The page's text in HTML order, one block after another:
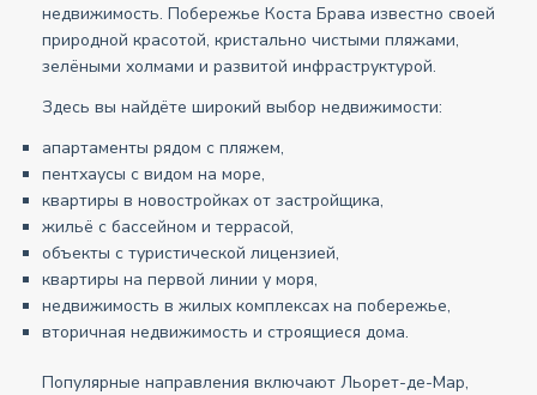
недвижимость. Побережье Коста Брава известно своей
природной красотой, кристально чистыми пляжами,
зелёными холмами и развитой инфраструктурой.
Здесь вы найдёте широкий выбор недвижимости:
апартаменты рядом с пляжем,
пентхаусы с видом на море,
квартиры в новостройках от застройщика,
жильё с бассейном и террасой,
объекты с туристической лицензией,
квартиры на первой линии у моря,
недвижимость в жилых комплексах на побережье,
вторичная недвижимость и строящиеся дома.
Популярные направления включают Льорет-де-Мар,